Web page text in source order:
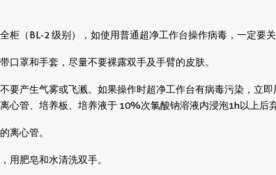
柜（BL-2 级别），如使用普通超净工作台操作病毒，一定要关
口罩和手套，尽量不要裸露双手及手臂的皮肤。
要产生气雾或飞溅。如果操作时超净工作台有病毒污染，立
心管、培养板、培养液于 10%次氯酸钠溶液内浸泡1h以上后弃
离心管。
用肥皂和水清洗双手。